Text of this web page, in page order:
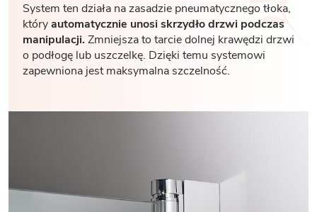
System ten działa na zasadzie pneumatycznego tłoka,
któryautomatycznie unosi skrzydło drzwi podczas
manipulacji.Zmniejsza to tarcie dolnej krawędzi drzwi
o podłogę lub uszczelkę. Dzięki temu systemowi
zapewniona jest maksymalna szczelność.